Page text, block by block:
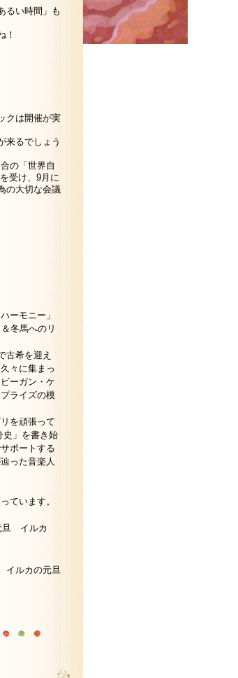
るい時間」も
！
クは開催が実
来るでしょう
の「世界自
受け、9月に
の大切な会議
ーモニー」
冬馬へのリ
古希を迎え
々に集まっ
ーガン・ケ
ライズの模
を頑張って
史」を書き始
ポートする
った音楽人
ています。
イルカ
イルカの元旦